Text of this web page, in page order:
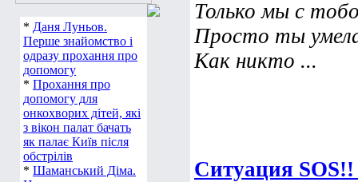
* Даня Луньов.
Перше знайомство і
одразу прохання про
допомогу
* Прохання про
допомогу для
онкохворих дітей, які
з вікон палат бачать
як палає Київ після
обстрілів
* Шаманський Діма.
Только мы с
Просто ты
Как никто ...
Ситуация SOS!!